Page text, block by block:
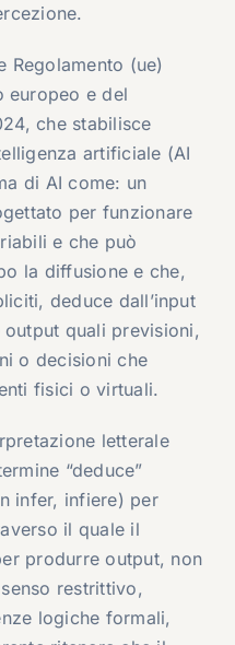
Regolamento (ue)
europeo e del
che stabilisce
artificiale (AI
di AI come: un
per funzionare
e che può
la diffusione e che,
deduce dall’input
quali previsioni,
o decisioni che
fisici o virtuali.
letterale
“deduce”
infer, infiere) per
il quale il
produrre output, non
restrittivo,
logiche formali,